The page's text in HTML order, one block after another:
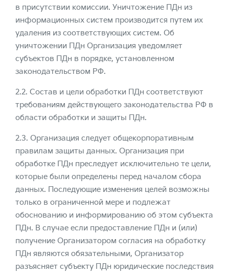
в присутствии комиссии. Уничтожение ПДн из
информационных систем производится путем их
удаления из соответствующих систем. Об
уничтожении ПДн Организация уведомляет
субъектов ПДн в порядке, установленном
законодательством РФ.
2.2. Состав и цели обработки ПДн соответствуют
требованиям действующего законодательства РФ в
области обработки и защиты ПДн.
2.3. Организация следует общекорпоративным
правилам защиты данных. Организация при
обработке ПДн преследует исключительно те цели,
которые были определены перед началом сбора
данных. Последующие изменения целей возможны
только в ограниченной мере и подлежат
обоснованию и информированию об этом субъекта
ПДн. В случае если предоставление ПДн и (или)
получение Организатором согласия на обработку
ПДн являются обязательными, Организатор
разъясняет субъекту ПДн юридические последствия